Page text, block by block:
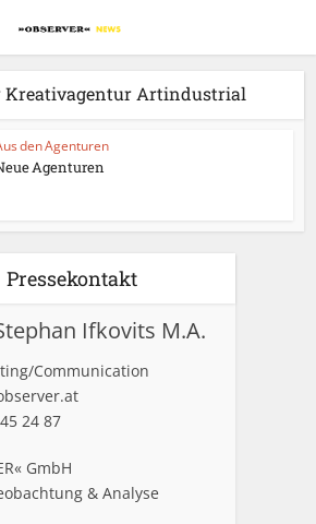
Kreativagentur Artindustrial
den Agenturen
Agenturen
Pressekontakt
Ifkovits M.A.
Communication
24 87
GmbH
& Analyse